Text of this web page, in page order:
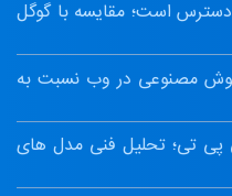
است؛ مقایسه با گوگل
هوش مصنوعی در وب نسبت به
در چت جی پی تی؛ تحلیل فنی مدل های